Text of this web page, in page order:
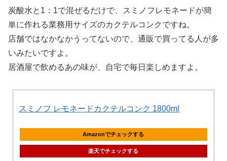
炭酸水と1：1で混ぜるだけで、スミノフレモネードが簡
単に作れる業務用サイズのカクテルコンクですね。
店舗ではなかなかうってないので、通販で買ってる人が多
いみたいですよ。
居酒屋で飲めるあの味が、自宅で毎日楽しめますよ。
スミノフ レモネードカクテルコンク 1800ml
Amazonでチェックする
楽天でチェックする